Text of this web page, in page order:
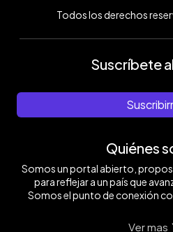
Todos los derechos
Suscríbete
Quiénes
Somos un portal abierto,
para reflejar a un país que
Somos el punto de conexión
Ver mas